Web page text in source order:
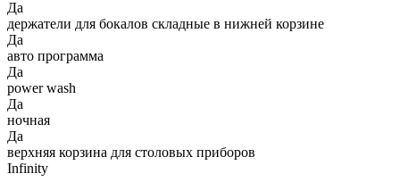
Да
держатели для бокалов складные в нижней корзине
Да
авто программа
Да
power wash
Да
ночная
Да
верхняя корзина для столовых приборов
Infinity